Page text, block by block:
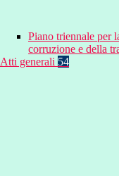
Piano triennale per
corruzione e della
Atti generali 54